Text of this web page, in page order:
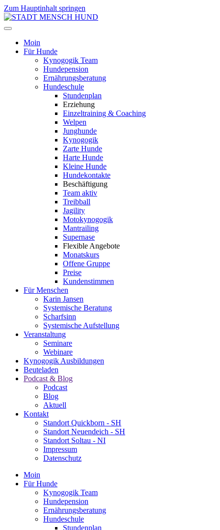
Zum Hauptinhalt springen
Moin
Für Hunde
Kynogogik Team
Hundepension
Ernährungsberatung
Hundeschule
Stundenplan
Erziehung
Einzeltraining & Coaching
Welpen
Junghunde
Kynogogik
Zarte Hunde
Harte Hunde
Kleine Hunde
Hundekontakte
Beschäftigung
Team aktiv
Treibball
Jagility
Motokynogogik
Mantrailing
Supernase
Flexible Angebote
Monatskurs
Offene Gruppe
Preise
Kundenstimmen
Für Menschen
Karin Jansen
Systemische Beratung
Scharfsinn
Systemische Aufstellung
Veranstaltung
Seminare
Webinare
Kynogogik Ausbildungen
Beuteladen
Podcast & Blog
Podcast
Blog
Aktuell
Kontakt
Standort Quickborn - SH
Standort Neuendeich - SH
Standort Soltau - NI
Impressum
Datenschutz
Moin
Für Hunde
Kynogogik Team
Hundepension
Ernährungsberatung
Hundeschule
Stundenplan